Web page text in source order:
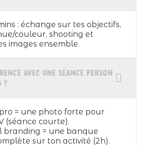
: échange sur tes objectifs,
couleur, shooting et
images ensemble.
avec une séance person
?
= une photo forte pour
(séance courte).
branding = une banque
sur ton activité (2h).